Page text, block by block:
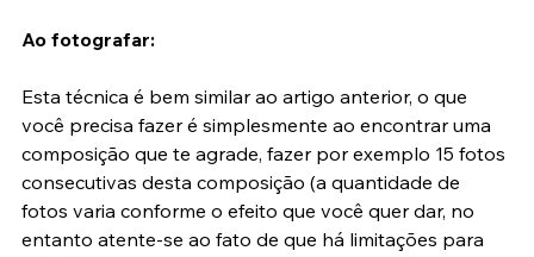
Esta técnica é bem similar ao artigo anterior, o que
você precisa fazer é simplesmente ao encontrar uma
composição que te agrade, fazer por exemplo 15 fotos
consecutivas desta composição (a quantidade de
fotos varia conforme o efeito que você quer dar, no